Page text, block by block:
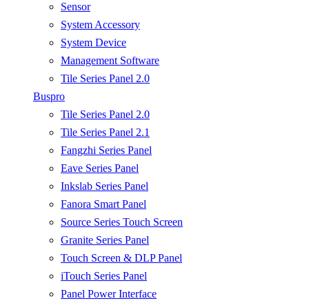
Sensor
System Accessory
System Device
Management Software
Tile Series Panel 2.0
Buspro
Tile Series Panel 2.0
Tile Series Panel 2.1
Fangzhi Series Panel
Eave Series Panel
Inkslab Series Panel
Fanora Smart Panel
Source Series Touch Screen
Granite Series Panel
Touch Screen & DLP Panel
iTouch Series Panel
Panel Power Interface